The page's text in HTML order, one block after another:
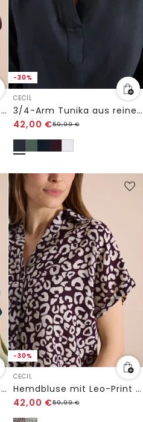
3/4-Arm Tunika aus reinem Leinen
-30%
CECIL
3/4-Arm Tunika aus reinem Leinen
42,00 €59,99€
3/4-Arm Tunika aus reinem Leinen
-30%
CECIL
Hemdbluse mit Leo-Print aus Leinenmix
42,00 €59,99€